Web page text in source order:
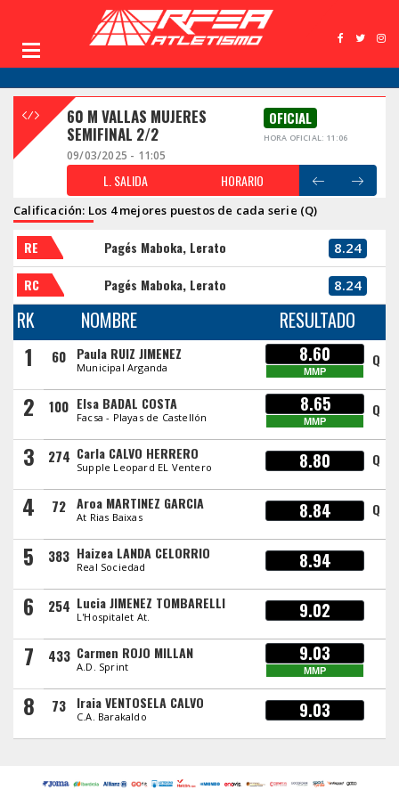
60 M VALLAS MUJERES
SEMIFINAL 2/2
OFICIAL
HORA OFICIAL: 11:06
09/03/2025 - 11:05
L. SALIDA HORARIO
Calificación: Los 4 mejores puestos de cada serie (Q)
RE Pagés Maboka, Lerato 8.24
RC Pagés Maboka, Lerato 8.24
RK NOMBRE RESULTADO
1 60 Paula RUIZ JIMENEZ
Municipal Arganda
8.60
MMP
Q
2 100 Elsa BADAL COSTA
Facsa - Playas de Castellón
8.65
MMP
Q
3 274 Carla CALVO HERRERO
Supple Leopard EL Ventero 8.80 Q
4 72 Aroa MARTINEZ GARCIA
At Rias Baixas 8.84 Q
5 383 Haizea LANDA CELORRIO
Real Sociedad 8.94
6 254 Lucia JIMENEZ TOMBARELLI
L'Hospitalet At. 9.02
7 433 Carmen ROJO MILLAN
A.D. Sprint
9.03
MMP
8 73 Iraia VENTOSELA CALVO
C.A. Barakaldo 9.03